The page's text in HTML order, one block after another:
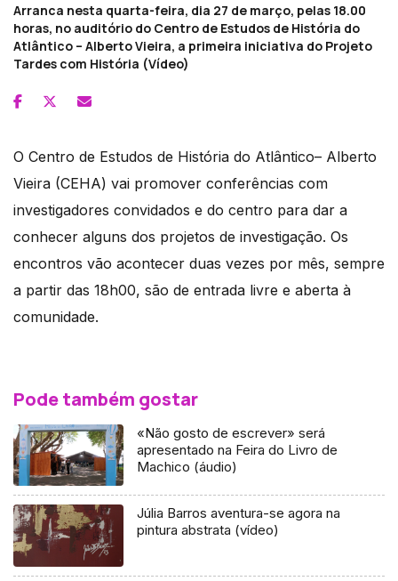
Arranca nesta quarta-feira, dia 27 de março, pelas 18.00
horas, no auditório do Centro de Estudos de História do
Atlântico – Alberto Vieira, a primeira iniciativa do Projeto
Tardes com História (Vídeo)
O Centro de Estudos de História do Atlântico– Alberto
Vieira (CEHA) vai promover conferências com
investigadores convidados e do centro para dar a
conhecer alguns dos projetos de investigação. Os
encontros vão acontecer duas vezes por mês, sempre
a partir das 18h00, são de entrada livre e aberta à
comunidade.
Pode também gostar
«Não gosto de escrever» será
apresentado na Feira do Livro de
Machico (áudio)
Júlia Barros aventura-se agora na
pintura abstrata (vídeo)